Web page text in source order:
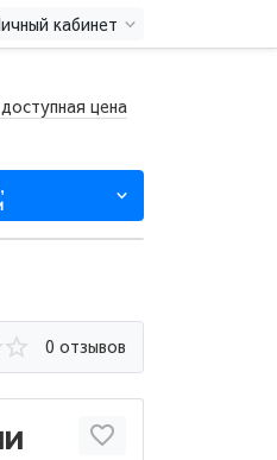
кабинет
цена
0 отзывов